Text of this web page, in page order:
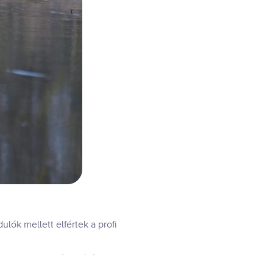
mellett elfértek a profi